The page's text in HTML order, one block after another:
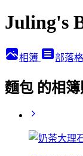
Juling's
相簿 部落格
麵包 的相簿